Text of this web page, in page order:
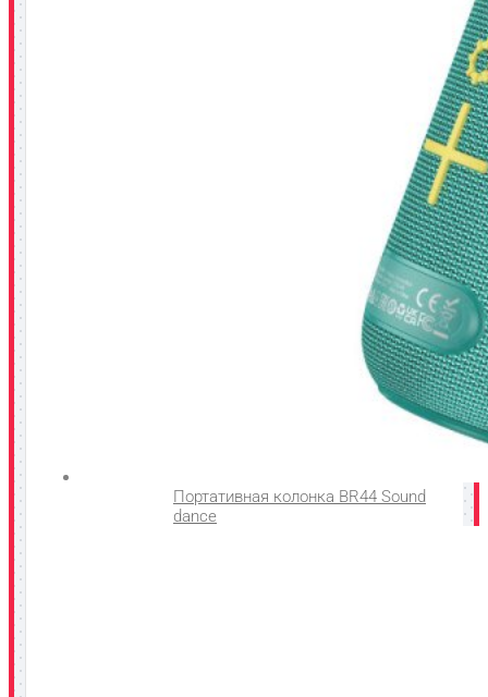
Портативная колонка BR44 Sound
dance